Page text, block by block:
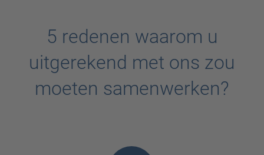
5 redenen waarom u
uitgerekend met ons zou
moeten samenwerken?